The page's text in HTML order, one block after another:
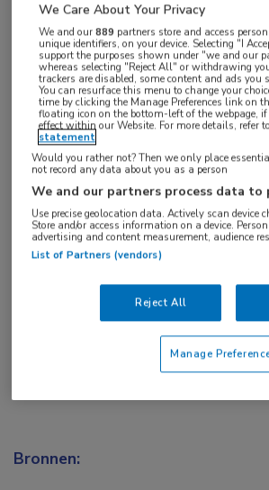
Log hier in om volledige
toegang te krijgen.
Login ofAccount maken
Bronnen:
Bacteriële infecties
Tags:
Clostridioides difficile
We Care About Your Privacy
We and our889 partners store and access
unique identifiers, on your device. Selecting "I
support the purposes shown under "we and our
whereas selecting "Reject All" or withdrawing
trackers are disabled, some content and ads you
You can resurface this menu to change your
time by clicking the Manage Preferences link on
floating icon on the bottom-left of the webpage,
effect within our Website. For more details, refer
statement
Would you rather not? Then we only place
not record any data about you as a person
We and our partners process data to
Use precise geolocation data. Actively scan device
Store and/or access information on a device.
advertising and content measurement, audience
List of Partners (vendors)
Reject All
Manage